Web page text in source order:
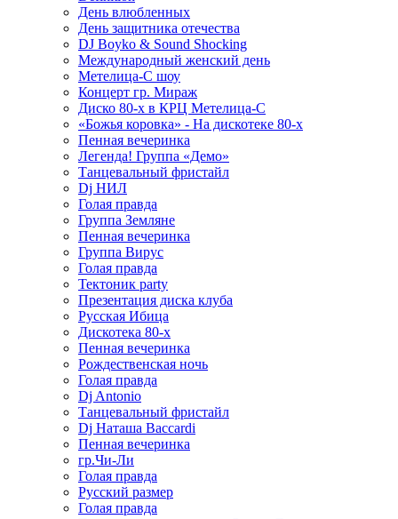
День влюбленных
День защитника отечества
DJ Boyko & Sound Shocking
Международный женский день
Метелица-С шоу
Концерт гр. Мираж
Диско 80-х в КРЦ Метелица-С
«Божья коровка» - На дискотеке 80-х
Пенная вечеринка
Легенда! Группа «Демо»
Танцевальный фристайл
Dj НИЛ
Голая правда
Группа Земляне
Пенная вечеринка
Группа Вирус
Голая правда
Тектоник party
Презентация диска клуба
Русская Ибица
Дискотека 80-х
Пенная вечеринка
Рождественская ночь
Голая правда
Dj Antonio
Танцевальный фристайл
Dj Наташа Baccardi
Пенная вечеринка
гр.Чи-Ли
Голая правда
Русский размер
Голая правда